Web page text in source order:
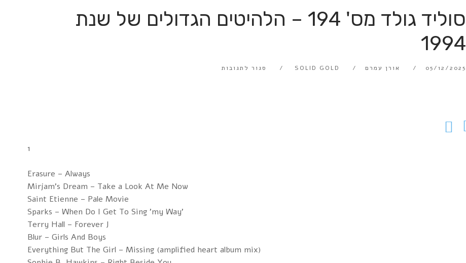
סוליד גולד מס' 194 – הלהיטים הגדולים של שנת
1994
05/12/2025 אורן עמרם SOLID GOLD סגור לתגובות
1
Erasure – Always
Mirjam's Dream – Take a Look At Me Now
Saint Etienne – Pale Movie
Sparks – When Do I Get To Sing 'my Way'
Terry Hall – Forever J
Blur – Girls And Boys
Everything But The Girl – Missing (amplified heart album mix)